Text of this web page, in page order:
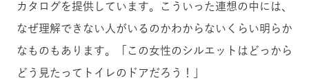
カタログを提供しています。こういった連想の中には、
なぜ理解できない人がいるのかわからないくらい明らか
なものもあります。「この女性のシルエットはどっから
どう見たってトイレのドアだろう！」